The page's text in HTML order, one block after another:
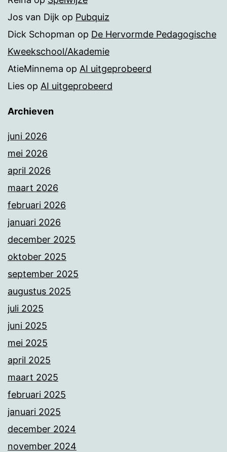
Jos van Dijk op Pubquiz
Dick Schopman op De Hervormde Pedagogische
Kweekschool/Akademie
AtieMinnema op AI uitgeprobeerd
Lies op AI uitgeprobeerd
Archieven
juni 2026
mei 2026
april 2026
maart 2026
februari 2026
januari 2026
december 2025
oktober 2025
september 2025
augustus 2025
juli 2025
juni 2025
mei 2025
april 2025
maart 2025
februari 2025
januari 2025
december 2024
november 2024